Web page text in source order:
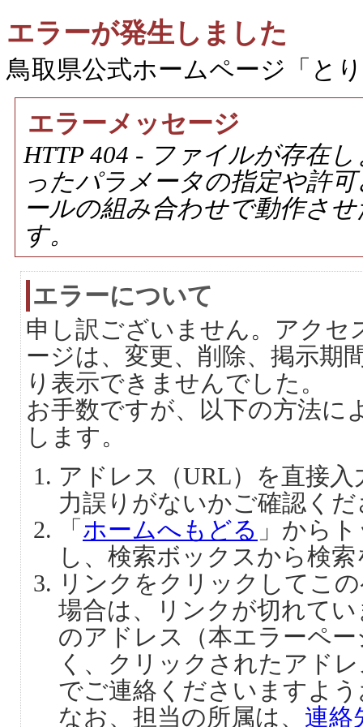
エラーが発生しました
鳥取県公式ホームページ「と
エラーメッセージ
HTTP 404 - ファイルが存在
ったパラメータの指定や許
ールの組み合わせで動作さ
す。
エラーについて
申し訳ございません。アクセ
ージは、変更、削除、掲示期
り表示できませんでした。
お手数ですが、以下の方法に
します。
アドレス（URL）を直接
力誤りがないかご確認く
「 ホームへもどる 」から
し、検索ボックスから検
リンクをクリックしてこ
場合は、リンクが切れて
のアドレス（本エラーペ
く、クリックされたアド
でご連絡くださいますよ
なお、担当の所属は、 連絡